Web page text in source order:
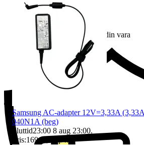
Ersättning om du inte får din vara
Samsung AC-adapter 12V=3,33A
040N1A (beg)
Sluttid23:00 8 aug 23:00.
Pris:169 kr